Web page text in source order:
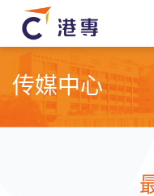
传媒中心